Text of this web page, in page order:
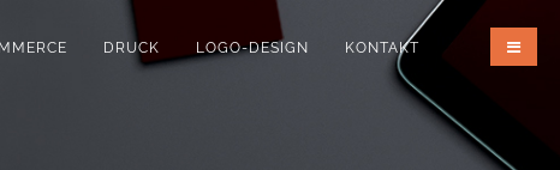
DRUCK LOGO-DESIGN KONTAKT